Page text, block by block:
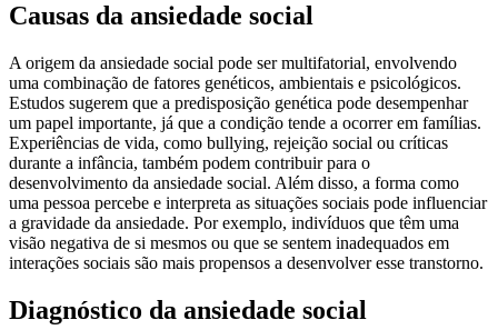
Causas da ansiedade social
A origem da ansiedade social pode ser multifatorial, envolvendo
uma combinação de fatores genéticos, ambientais e psicológicos.
Estudos sugerem que a predisposição genética pode desempenhar
um papel importante, já que a condição tende a ocorrer em famílias.
Experiências de vida, como bullying, rejeição social ou críticas
durante a infância, também podem contribuir para o
desenvolvimento da ansiedade social. Além disso, a forma como
uma pessoa percebe e interpreta as situações sociais pode influenciar
a gravidade da ansiedade. Por exemplo, indivíduos que têm uma
visão negativa de si mesmos ou que se sentem inadequados em
interações sociais são mais propensos a desenvolver esse transtorno.
Diagnóstico da ansiedade social